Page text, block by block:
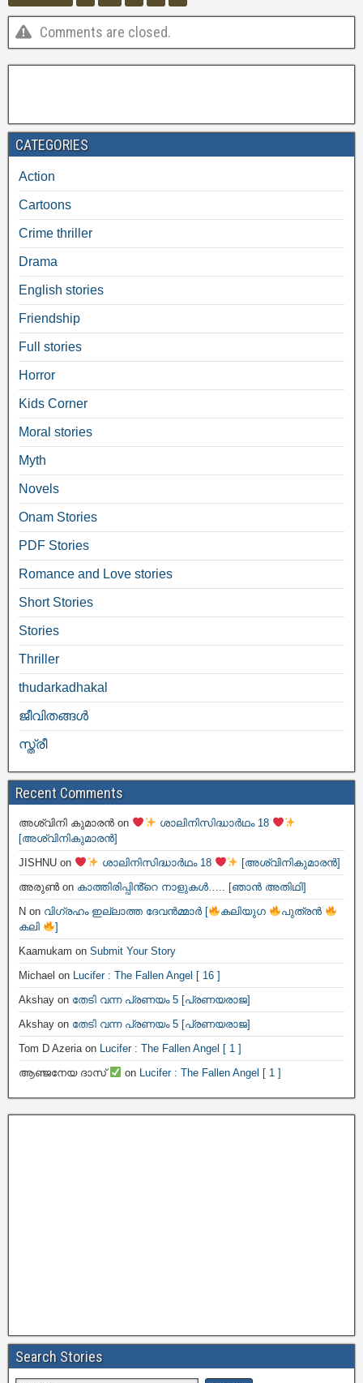
Comments are closed.
CATEGORIES
Action
Cartoons
Crime thriller
Drama
English stories
Friendship
Full stories
Horror
Kids Corner
Moral stories
Myth
Novels
Onam Stories
PDF Stories
Romance and Love stories
Short Stories
Stories
Thriller
thudarkadhakal
ജീവിതങ്ങള്‍
സ്ത്രീ
Recent Comments
അശ്വിനി കുമാരൻ on
ശാലിനിസിദ്ധാർഥം 18
[അശ്വിനികുമാരൻ]
JISHNU on ശാലിനിസിദ്ധാർഥം 18
[അശ്വിനികുമാരൻ]
അരുൺon കാത്തിരിപ്പിൻ്റെ നാളുകൾ….. [ഞാൻ അതിഥി]
N on വിഗ്രഹം ഇല്ലാത്ത ദേവൻമ്മാർ [ കലിയുഗ
പുത്രൻ
കലി
]
Kaamukam on Submit Your Story
Michael on Lucifer : The Fallen Angel [ 16 ]
Akshay on തേടി വന്ന പ്രണയം 5 [പ്രണയരാജ]
Akshay on തേടി വന്ന പ്രണയം 5 [പ്രണയരാജ]
Tom D Azeriaon Lucifer : The Fallen Angel [ 1 ]
ആഞ്ജനേയ ദാസ്
on Lucifer : The Fallen Angel [ 1 ]
Search Stories